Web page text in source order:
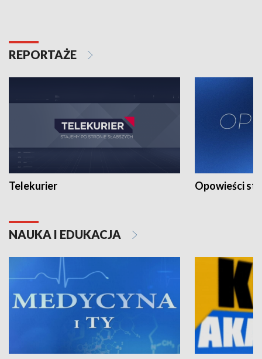
REPORTAŻE
Telekurier Opowieści
NAUKA I EDUKACJA